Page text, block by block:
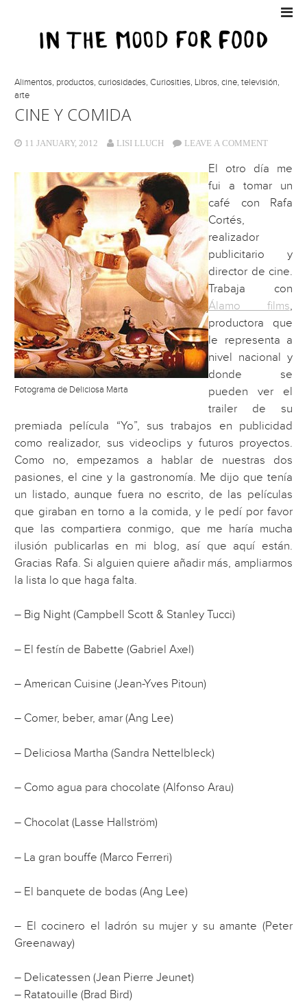
Alimentos, productos, curiosidades,Curiosities,Libros, cine, televisión,
arte
CINE Y COMIDA
11 JANUARY, 2012 LISI LLUCH LEAVE A COMMENT
Fotograma de Deliciosa Marta
El otro día me
fui a tomar un
café con Rafa
Cortés,
realizador
publicitario y
director de cine.
Trabaja con
Álamo films,
productora que
le representa a
nivel nacional y
donde se
pueden ver el
trailer de su
premiada película “Yo”, sus trabajos en publicidad
como realizador, sus videoclips y futuros proyectos.
Como no, empezamos a hablar de nuestras dos
pasiones, el cine y la gastronomía. Me dijo que tenía
un listado, aunque fuera no escrito, de las películas
que giraban en torno a la comida, y le pedí por favor
que las compartiera conmigo, que me haría mucha
ilusión publicarlas en mi blog, así que aquí están.
Gracias Rafa. Si alguien quiere añadir más, ampliarmos
la lista lo que haga falta.
– Big Night (Campbell Scott & Stanley Tucci)
– El festín de Babette (Gabriel Axel)
– American Cuisine (Jean-Yves Pitoun)
– Comer, beber, amar (Ang Lee)
– Deliciosa Martha (Sandra Nettelbleck)
– Como agua para chocolate (Alfonso Arau)
– Chocolat (Lasse Hallström)
– La gran bouffe (Marco Ferreri)
– El banquete de bodas (Ang Lee)
– El cocinero el ladrón su mujer y su amante (Peter
Greenaway)
– Delicatessen (Jean Pierre Jeunet)
– Ratatouille (Brad Bird)